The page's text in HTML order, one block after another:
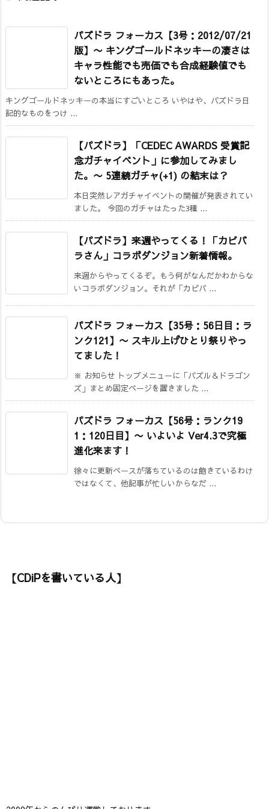
パズドラ フォーカス【3号：2012/07/21
版】 〜 キングゴールドネッキーの凄さは
キャラ性能でも売価でも合成経験値でも
ないところにもあった。
キングゴールドネッキーの本当にすごいところ いやはや、パズドラ日
記的なものをつけ ...
【パズドラ】「CEDEC AWARDS 受賞記
念ガチャイベント」に参加してみまし
た。 〜 5連続ガチャ(+1) の結末は？
本日突然レアガチャイベントの開催が発表されてい
ました。 今回のガチャはたった3種 ...
【パズドラ】来週やってくる！「カピバ
ラさん」コラボダンジョン新着情報。
来週からやってくるぞ。もう何がなんだかわからな
いコラボダンジョン。それが「カピバ ...
パズドラ フォーカス【35号：56日目：ラ
ンク121】 〜 スキル上げひとり祭りやっ
てました！
※ お知らせ トップメニューに「パズル＆ドラゴン
ズ」まとめ固定ページを置きました ...
パズドラ フォーカス【56号：ランク19
1：120日目】 〜 いよいよ Ver4.3で究極
進化来ます！
徐々に更新ペースが落ちているのは飽きているわけ
ではなくて、他記事が忙しいからなだ ...
【CDiPを書いている人】